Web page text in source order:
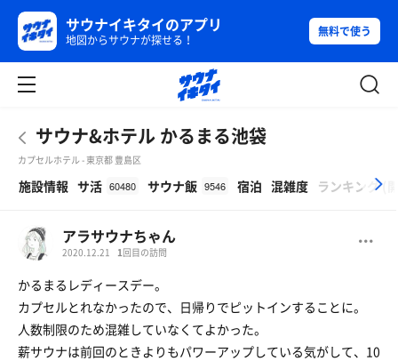
サウナイキタイのアプリ
地図からサウナが探せる！
無料で使う
サウナ&ホテル かるまる池袋
カプセルホテル - 東京都 豊島区
施設情報 サ活 60480 サウナ飯 9546 宿泊 混雑度 ランキング(
アラサウナちゃん
2020.12.21 1 回目の訪問
かるまるレディースデー。
カプセルとれなかったので、日帰りでピットインすることに。
人数制限のため混雑していなくてよかった。
薪サウナは前回のときよりもパワーアップしている気がして、10